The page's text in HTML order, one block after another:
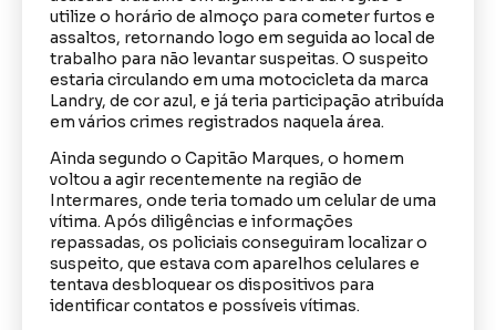
utilize o horário de almoço para cometer furtos e
assaltos, retornando logo em seguida ao local de
trabalho para não levantar suspeitas. O suspeito
estaria circulando em uma motocicleta da marca
Landry, de cor azul, e já teria participação atribuída
em vários crimes registrados naquela área.
Ainda segundo o Capitão Marques, o homem
voltou a agir recentemente na região de
Intermares, onde teria tomado um celular de uma
vítima. Após diligências e informações
repassadas, os policiais conseguiram localizar o
suspeito, que estava com aparelhos celulares e
tentava desbloquear os dispositivos para
identificar contatos e possíveis vítimas.